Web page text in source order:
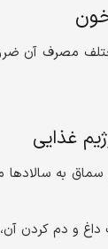
مصرف آن
غذایی
سماق به
و دم کردن